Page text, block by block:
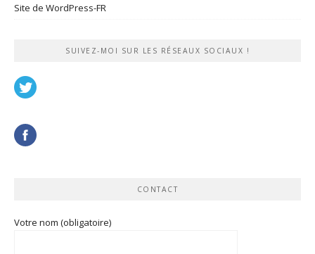
Site de WordPress-FR
SUIVEZ-MOI SUR LES RÉSEAUX SOCIAUX !
CONTACT
Votre nom (obligatoire)